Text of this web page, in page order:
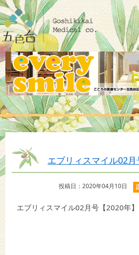
エブリィスマイル02月
投稿日：2020年04月10日
エブリィスマイル02月号【2020年